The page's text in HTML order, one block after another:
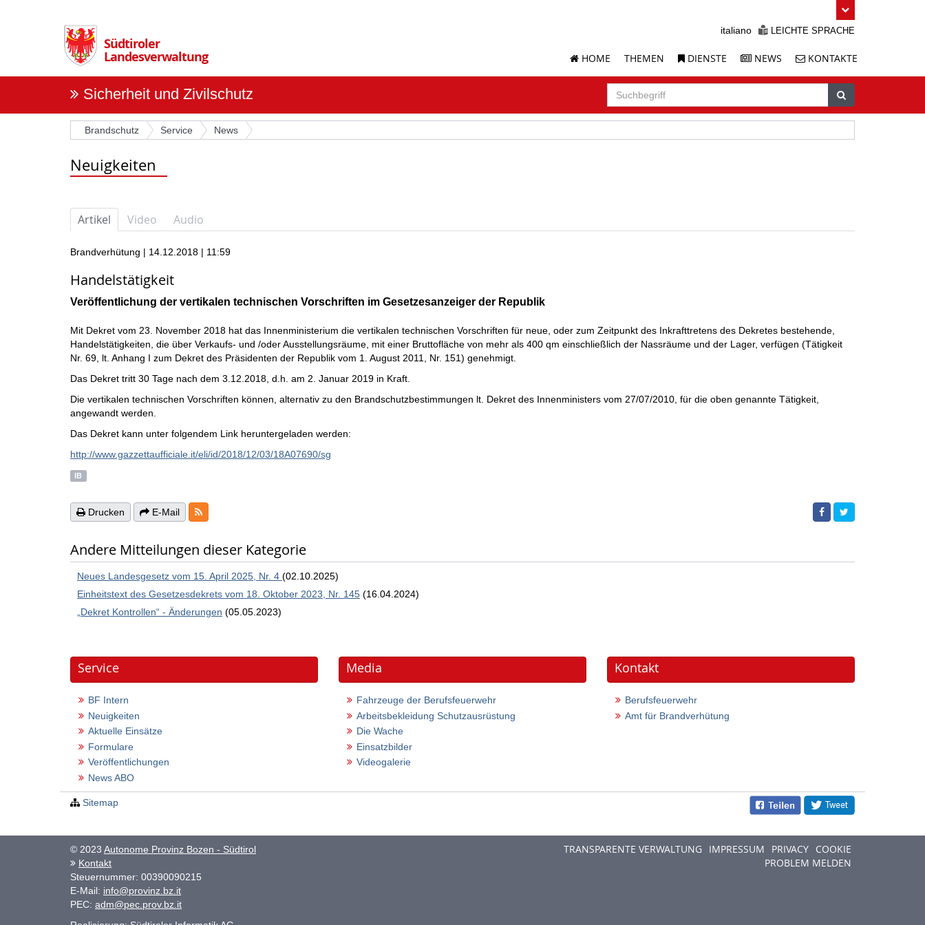
italiano LEICHTE SPRACHE
Südtiroler
Landesverwaltung HOME THEMEN DIENSTE NEWS KONTAKTE
Sicherheit und Zivilschutz Suche
Suchbegriff Suchen
Brandschutz Service News
Neuigkeiten
Artikel Video Audio
Brandverhütung | 14.12.2018 | 11:59
Handelstätigkeit
Veröffentlichung der vertikalen technischen Vorschriften im Gesetzesanzeiger der Republik
Mit Dekret vom 23. November 2018 hat das Innenministerium die vertikalen technischen Vorschriften für neue, oder zum Zeitpunkt des Inkrafttretens des Dekretes bestehende,
Handelstätigkeiten, die über Verkaufs- und /oder Ausstellungsräume, mit einer Bruttofläche von mehr als 400 qm einschließlich der Nassräume und der Lager, verfügen (Tätigkeit
Nr. 69, lt. Anhang I zum Dekret des Präsidenten der Republik vom 1. August 2011, Nr. 151) genehmigt.
Das Dekret tritt 30 Tage nach dem 3.12.2018, d.h. am 2. Januar 2019 in Kraft.
Die vertikalen technischen Vorschriften können, alternativ zu den Brandschutzbestimmungen lt. Dekret des Innenministers vom 27/07/2010, für die oben genannte Tätigkeit,
angewandt werden.
Das Dekret kann unter folgendem Link heruntergeladen werden:
http://www.gazzettaufficiale.it/eli/id/2018/12/03/18A07690/sg
IB
Drucken E-Mail RSS-Feeds
Andere Mitteilungen dieser Kategorie
Neues Landesgesetz vom 15. April 2025, Nr. 4 (02.10.2025)
Einheitstext des Gesetzesdekrets vom 18. Oktober 2023, Nr. 145 (16.04.2024)
„Dekret Kontrollen“ - Änderungen (05.05.2023)
Service
BF Intern
Neuigkeiten
Aktuelle Einsätze
Formulare
Veröffentlichungen
News ABO
Media
Fahrzeuge der Berufsfeuerwehr
Arbeitsbekleidung Schutzausrüstung
Die Wache
Einsatzbilder
Videogalerie
Kontakt
Berufsfeuerwehr
Amt für Brandverhütung
Sitemap
© 2023 Autonome Provinz Bozen - Südtirol
Kontakt
Steuernummer: 00390090215
E-Mail: info@provinz.bz.it
PEC: adm@pec.prov.bz.it
TRANSPARENTE VERWALTUNG IMPRESSUM PRIVACY COOKIE
PROBLEM MELDEN